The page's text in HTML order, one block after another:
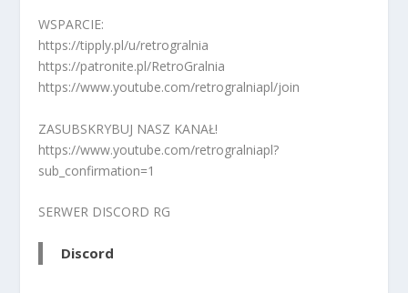
WSPARCIE:
https://tipply.pl/u/retrogralnia
https://patronite.pl/RetroGralnia
https://www.youtube.com/retrogralniapl/join
ZASUBSKRYBUJ NASZ KANAŁ!
https://www.youtube.com/retrogralniapl?
sub_confirmation=1
SERWER DISCORD RG
Discord